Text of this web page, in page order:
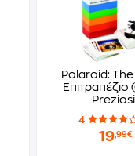
Polaroid:
Επιτραπέζιο
4
19,99€